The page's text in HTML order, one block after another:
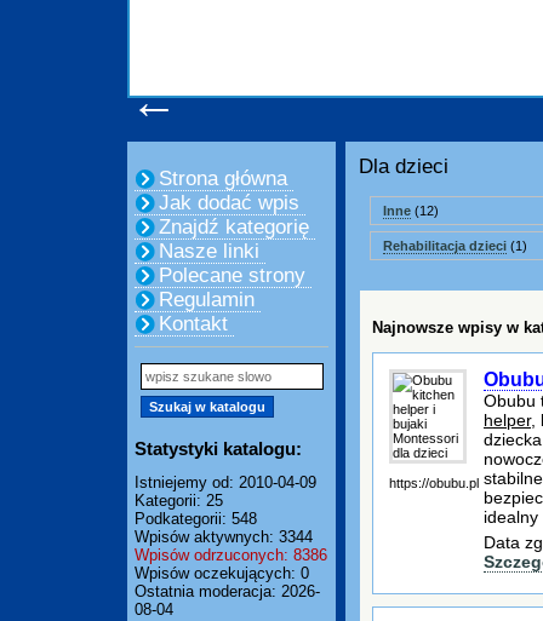
←
Strona główna
Jak dodać wpis
Znajdź kategorię
Nasze linki
Polecane strony
Regulamin
Kontakt
Statystyki katalogu:
Istniejemy od: 2010-04-09
Kategorii: 25
Podkategorii: 548
Wpisów aktywnych: 3344
Wpisów odrzuconych: 8386
Wpisów oczekujących: 0
Ostatnia moderacja: 2026-
08-04
Dla dzieci
Inne (12)
Rehabilitacja dzieci (1)
Najnowsze wpisy w
https://obubu.pl
Obubu
helper,
Data